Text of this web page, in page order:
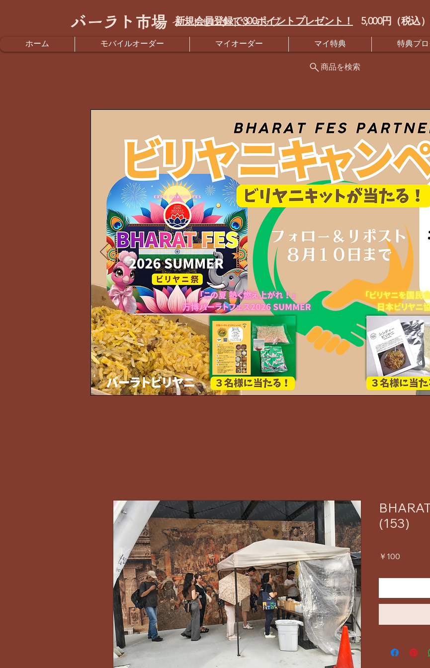
バーラト市場 インドセレクトショップ
新規会員登録で300ポイントプレゼント！ 5,000円（税込
商品を検索
ホーム モバイルオーダー マイオーダー マイ特典 特典プ
(153)
￥100